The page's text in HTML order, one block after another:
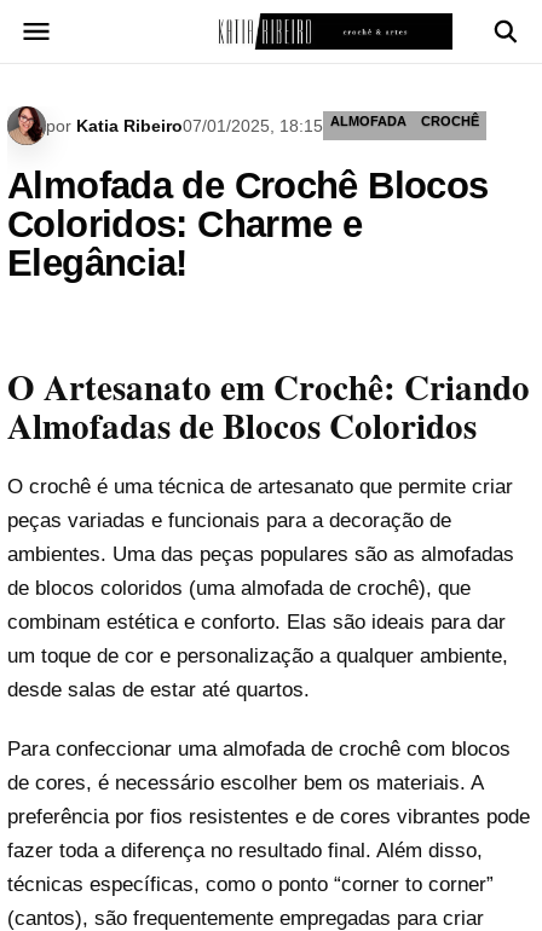
para
por Katia Ribeiro07/01/2025, 18:15 ALMOFADA CROCHÊ
Almofada de Crochê Blocos
Coloridos: Charme e
Elegância!
O Artesanato em Crochê: Criando
Almofadas de Blocos Coloridos
O crochê é uma técnica de artesanato que permite criar
peças variadas e funcionais para a decoração de
ambientes. Uma das peças populares são as almofadas
de blocos coloridos (uma almofada de crochê), que
combinam estética e conforto. Elas são ideais para dar
um toque de cor e personalização a qualquer ambiente,
desde salas de estar até quartos.
Para confeccionar uma almofada de crochê com blocos
de cores, é necessário escolher bem os materiais. A
preferência por fios resistentes e de cores vibrantes pode
fazer toda a diferença no resultado final. Além disso,
técnicas específicas, como o ponto “corner to corner”
(cantos), são frequentemente empregadas para criar